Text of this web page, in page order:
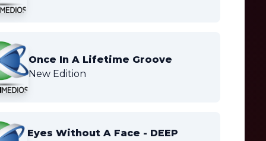
Once In A Lifetime Groove
New Edition
Eyes Without A Face - DEEP